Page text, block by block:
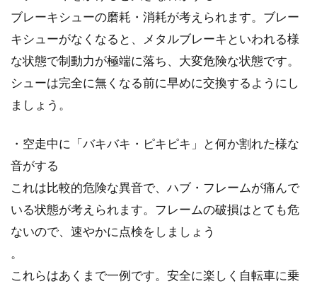
ブレーキシューの磨耗・消耗が考えられます。ブレー
キシューがなくなると、メタルブレーキといわれる様
な状態で制動力が極端に落ち、大変危険な状態です。
シューは完全に無くなる前に早めに交換するようにし
ましょう。
・空走中に「バキバキ・ピキピキ」と何か割れた様な
音がする
これは比較的危険な異音で、ハブ・フレームが痛んで
いる状態が考えられます。フレームの破損はとても危
ないので、速やかに点検をしましょう
。
これらはあくまで一例です。安全に楽しく自転車に乗